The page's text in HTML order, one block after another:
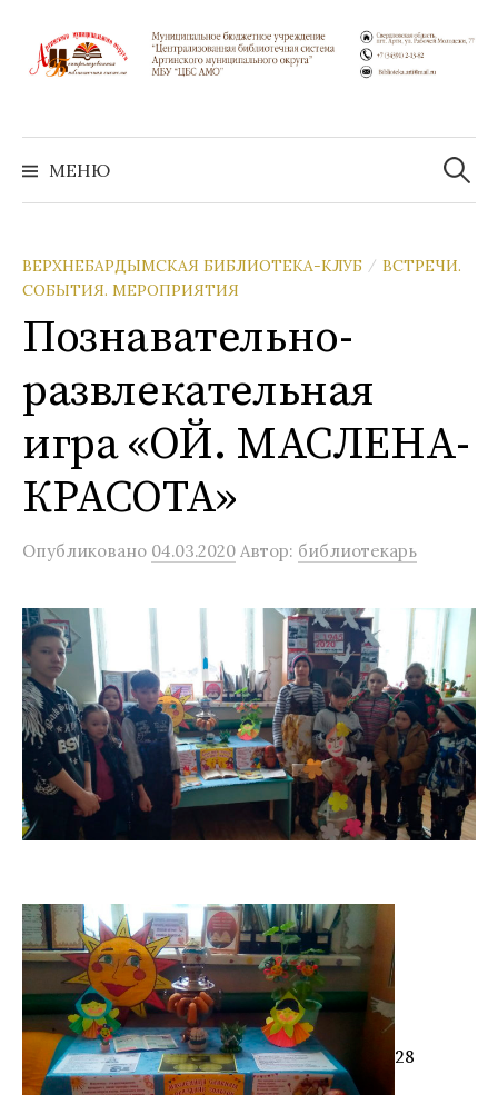
содержимому
МЕНЮ
Найти:
ВЕРХНЕБАРДЫМСКАЯ БИБЛИОТЕКА-КЛУБ / ВСТРЕЧИ.
СОБЫТИЯ. МЕРОПРИЯТИЯ
Познавательно-
развлекательная
игра «ОЙ. МАСЛЕНА-
КРАСОТА»
Опубликовано 04.03.2020 Автор: библиотекарь
28